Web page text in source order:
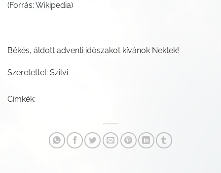
(Forrás: Wikipedia)
Békés, áldott adventi időszakot kívánok Nektek!
Szeretettel: Szilvi
Címkék: